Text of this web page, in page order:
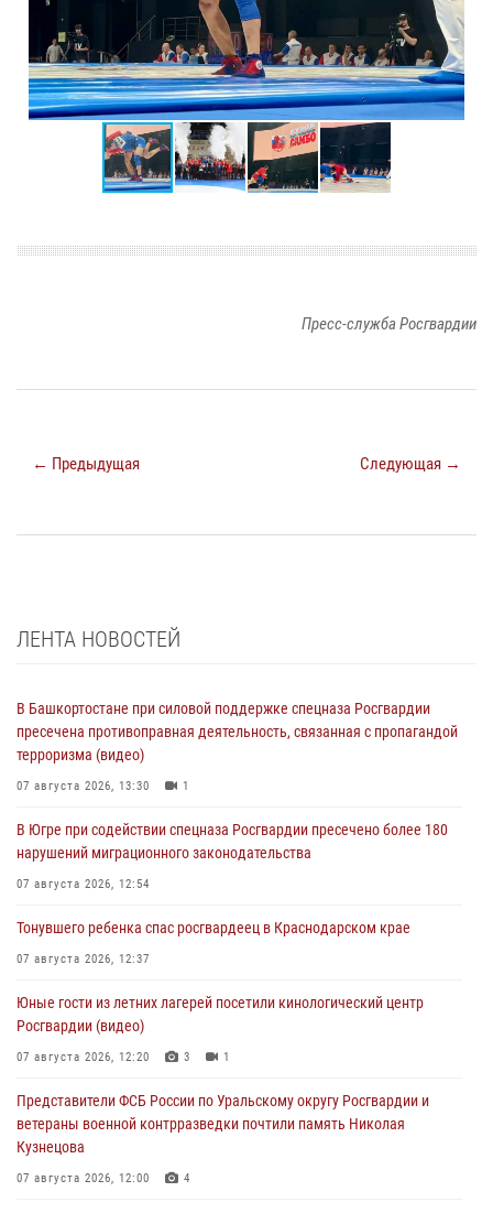
Пресс-служба Росгвардии
← Предыдущая Следующая →
ЛЕНТА НОВОСТЕЙ
В Башкортостане при силовой поддержке спецназа Росгвардии
пресечена противоправная деятельность, связанная с пропагандой
терроризма (видео)
07 августа 2026, 13:30 1
В Югре при содействии спецназа Росгвардии пресечено более 180
нарушений миграционного законодательства
07 августа 2026, 12:54
Тонувшего ребенка спас росгвардеец в Краснодарском крае
07 августа 2026, 12:37
Юные гости из летних лагерей посетили кинологический центр
Росгвардии (видео)
07 августа 2026, 12:20 3 1
Представители ФСБ России по Уральскому округу Росгвардии и
ветераны военной контрразведки почтили память Николая
Кузнецова
07 августа 2026, 12:00 4